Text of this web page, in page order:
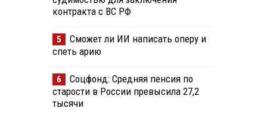
контракта с ВС РФ
5
Сможет ли ИИ написать оперу и
спеть арию
6
Соцфонд: Средняя пенсия по
старости в России превысила 27,2
тысячи